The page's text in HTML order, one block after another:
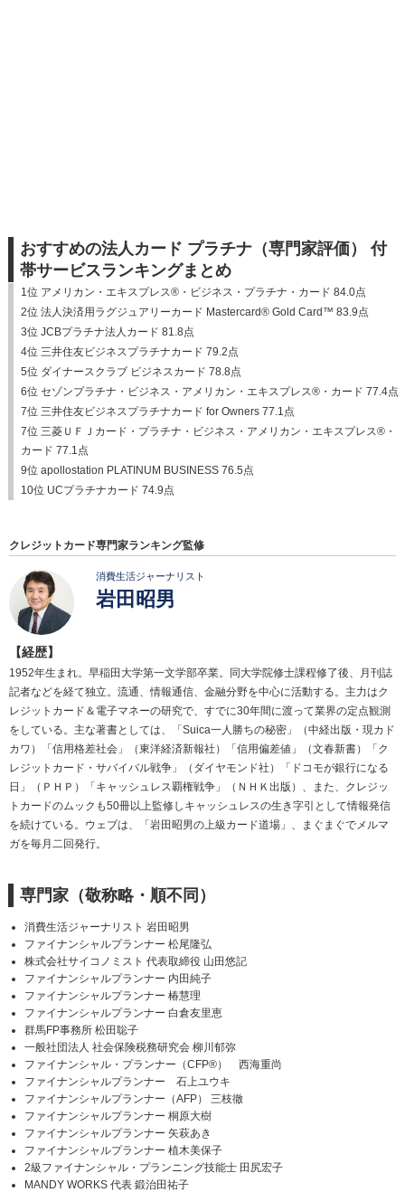
おすすめの法人カード プラチナ（専門家評価） 付
帯サービスランキングまとめ
1位 アメリカン・エキスプレス®・ビジネス・プラチナ・カード 84.0点
2位 法人決済用ラグジュアリーカード Mastercard® Gold Card™ 83.9点
3位 JCBプラチナ法人カード 81.8点
4位 三井住友ビジネスプラチナカード 79.2点
5位 ダイナースクラブ ビジネスカード 78.8点
6位 セゾンプラチナ・ビジネス・アメリカン・エキスプレス®・カード 77.4点
7位 三井住友ビジネスプラチナカード for Owners 77.1点
7位 三菱ＵＦＪカード・プラチナ・ビジネス・アメリカン・エキスプレス®・
カード 77.1点
9位 apollostation PLATINUM BUSINESS 76.5点
10位 UCプラチナカード 74.9点
クレジットカード専門家ランキング監修
消費生活ジャーナリスト
岩田昭男
【経歴】
1952年生まれ。早稲田大学第一文学部卒業。同大学院修士課程修了後、月刊誌
記者などを経て独立。流通、情報通信、金融分野を中心に活動する。主力はク
レジットカード＆電子マネーの研究で、すでに30年間に渡って業界の定点観測
をしている。主な著書としては、「Suica一人勝ちの秘密」（中経出版・現カド
カワ）「信用格差社会」（東洋経済新報社）「信用偏差値」（文春新書）「ク
レジットカード・サバイバル戦争」（ダイヤモンド社）「ドコモが銀行になる
日」（ＰＨＰ）「キャッシュレス覇権戦争」（ＮＨＫ出版）、また、クレジッ
トカードのムックも50冊以上監修しキャッシュレスの生き字引として情報発信
を続けている。ウェブは、「岩田昭男の上級カード道場」、まぐまぐでメルマ
ガを毎月二回発行。
専門家（敬称略・順不同）
消費生活ジャーナリスト 岩田昭男
ファイナンシャルプランナー 松尾隆弘
株式会社サイコノミスト 代表取締役 山田悠記
ファイナンシャルプランナー 内田純子
ファイナンシャルプランナー 椿慧理
ファイナンシャルプランナー 白倉友里恵
群馬FP事務所 松田聡子
一般社団法人 社会保険税務研究会 柳川郁弥
ファイナンシャル・プランナー（CFP®） 西海重尚
ファイナンシャルプランナー 石上ユウキ
ファイナンシャルプランナー（AFP） 三枝徹
ファイナンシャルプランナー 桐原大樹
ファイナンシャルプランナー 矢萩あき
ファイナンシャルプランナー 植木美保子
2級ファイナンシャル・プランニング技能士 田尻宏子
MANDY WORKS 代表 鍛治田祐子